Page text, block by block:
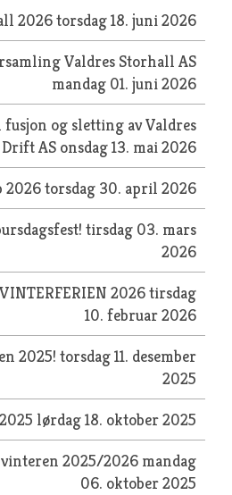
2026torsdag 18. juni 2026
Valdres Storhall AS
mandag 01. juni 2026
fusjon og sletting av Valdres
AS onsdag 13. mai 2026
2026torsdag 30. april 2026
tirsdag 03. mars
2026
2026tirsdag
10. februar 2026
2025! torsdag 11. desember
2025
lørdag 18. oktober 2025
2025/2026 mandag
06. oktober 2025